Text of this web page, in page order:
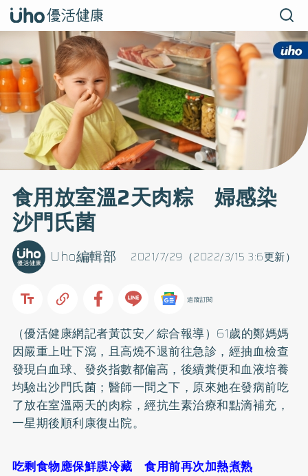
食用放室溫2天肉粽 婦感染
沙門氏菌
2021/7/29（2022/3/15 3:6更新）
Uho編輯部
追蹤訂閱
（優活健康網記者黃苡安／綜合報導）61歲的鄭媽媽
因嚴重上吐下瀉，且高燒不退前往急診，經抽血檢查
發現白血球、發炎指數都偏高，後續糞便和血液培養
均驗出沙門氏菌；醫師一問之下，原來她在發病前吃
了放在室溫兩天的肉粽，經抗生素治療和點滴補充，
一星期後順利康復出院。
吃剩食物應保鮮膜冷藏 食用前再次加熱煮熟